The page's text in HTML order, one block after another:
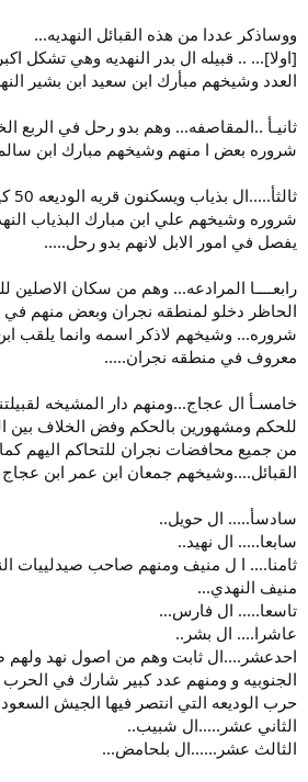
ووساذكر عددا من هذه القبائل النهديه...
[اولا]... .. قبيله ال بدر النهديه وهي تشكل
العدد وشيخهم مبأرك ابن سعيد ابن بشير
ثانيـأ ..المقاصفه... وهم بدو رحل في الربع
شروره بعض ا منهم وشيخهم مبارك ابن
شروره وشيخهم علي ابن مبارك البذياب
يفصل في امور الابل لانهم بدو رحل.....
رابعــــا المرادعه... وهم من سكان الاصلين
الحاظر دخلو لمنطقه نجران وبعض منهم في
شروره... وشيخهم لاذكر اسمه وانما يلقب
معروف في منطقه نجران.....
خامسـأ ال عجاج...ومنهم دار المشيخه
للحكم ومشهورين بالحكم وفض الخلاف بين
من جميع محافضات نجران للتحاكم اليهم
القبائل....وشيخهم جمعان ابن عمر ابن عجاج
سادسأ..... ال حويل..
سابعا..... ال نهيد..
ثامنا.... ا ل منيف ومنهم صاحب صيدلييات
منيف النهدي...
تاسعا..... ال فارس...
عاشرا.... ال بشر..
احدعشر....ال ثابت وهم من اصول نهد ولهم
الجنوبيه و ومنهم عدد كبير شارك في
حرب الوديعه التي انتصر فيها الجيش
الثاني عشر.....ال شبيب..
الثالث عشر......ال بلحامض...